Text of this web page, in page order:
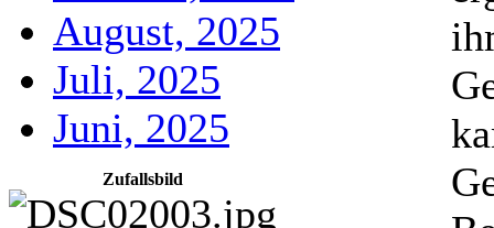
August, 2025
Juli, 2025
Juni, 2025
Zufallsbild